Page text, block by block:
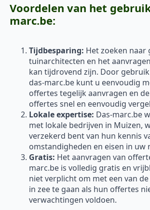
Voordelen van het
marc.be:
Tijdbesparing: Het zoeken naar
tuinarchitecten en het
kan tijdrovend zijn. Door
das-marc.be kunt u eenvoudig
offertes tegelijk aanvragen en
offertes snel en eenvoudig
Lokale expertise: Das-marc.be
met lokale bedrijven in Muizen,
verzekerd bent van hun kennis
omstandigheden en eisen in uw
Gratis: Het aanvragen van
marc.be is volledig gratis en
niet verplicht om met een van
in zee te gaan als hun offertes
verwachtingen voldoen.